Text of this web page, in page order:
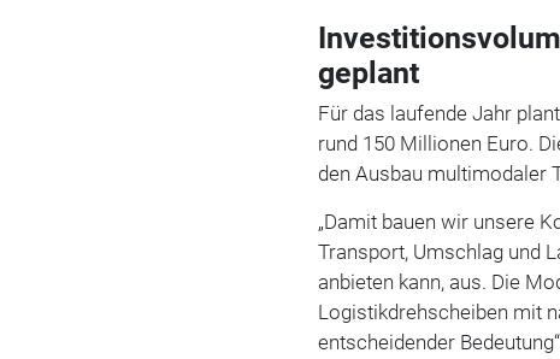
geplant
Für das laufende Jahr
rund 150 Millionen Euro.
den Ausbau multimodaler
„Damit bauen wir unsere
Transport, Umschlag und
anbieten kann, aus. Die
Logistikdrehscheiben mit
entscheidender